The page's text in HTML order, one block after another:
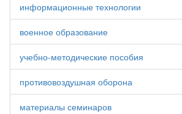
информационные технологии
военное образование
учебно-методические пособия
противовоздушная оборона
материалы семинаров